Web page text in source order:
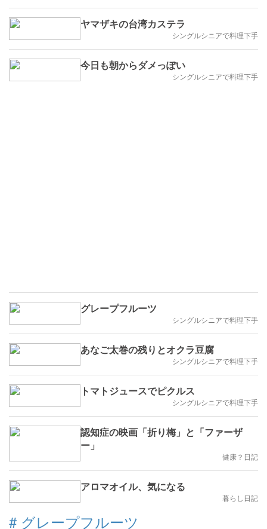
ヤマザキの台湾カステラ
シングルシニアで料理下手
今日も朝からダメっぽい
シングルシニアで料理下手
グレープフルーツ
シングルシニアで料理下手
あなご太巻の残りとオクラ豆腐
シングルシニアで料理下手
トマトジュースでピクルス
シングルシニアで料理下手
認知症の映画「折り梅」と「ファーザ
ー」
健康？日記
アロマオイル、気になる
暮らし日記
# グレープフルーツ